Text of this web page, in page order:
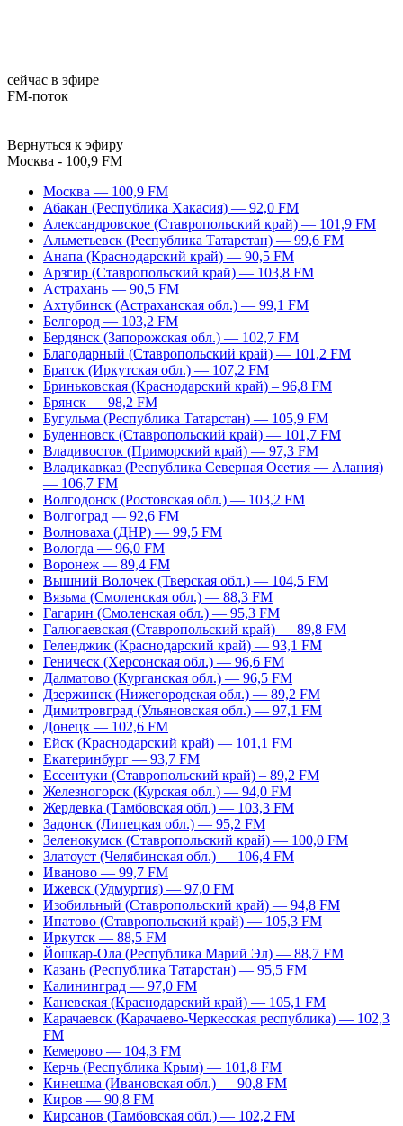
сейчас в эфире
FM-поток
Вернуться к эфиру
Москва - 100,9 FM
Москва — 100,9 FM
Абакан (Республика Хакасия) — 92,0 FM
Александровское (Ставропольский край) — 101,9 FM
Альметьевск (Республика Татарстан) — 99,6 FM
Анапа (Краснодарский край) — 90,5 FM
Арзгир (Ставропольский край) — 103,8 FM
Астрахань — 90,5 FM
Ахтубинск (Астраханская обл.) — 99,1 FM
Белгород — 103,2 FM
Бердянск (Запорожская обл.) — 102,7 FM
Благодарный (Ставропольский край) — 101,2 FM
Братск (Иркутская обл.) — 107,2 FM
Бриньковская (Краснодарский край) – 96,8 FM
Брянск — 98,2 FM
Бугульма (Республика Татарстан) — 105,9 FM
Буденновск (Ставропольский край) — 101,7 FM
Владивосток (Приморский край) — 97,3 FM
Владикавказ (Республика Северная Осетия — Алания)
— 106,7 FM
Волгодонск (Ростовская обл.) — 103,2 FM
Волгоград — 92,6 FM
Волноваха (ДНР) — 99,5 FM
Вологда — 96,0 FM
Воронеж — 89,4 FM
Вышний Волочек (Тверская обл.) — 104,5 FM
Вязьма (Смоленская обл.) — 88,3 FM
Гагарин (Смоленская обл.) — 95,3 FM
Галюгаевская (Ставропольский край) — 89,8 FM
Геленджик (Краснодарский край) — 93,1 FM
Геническ (Херсонская обл.) — 96,6 FM
Далматово (Курганская обл.) — 96,5 FM
Дзержинск (Нижегородская обл.) — 89,2 FM
Димитровград (Ульяновская обл.) — 97,1 FM
Донецк — 102,6 FM
Ейск (Краснодарский край) — 101,1 FM
Екатеринбург — 93,7 FM
Ессентуки (Ставропольский край) – 89,2 FM
Железногорск (Курская обл.) — 94,0 FM
Жердевка (Тамбовская обл.) — 103,3 FM
Задонск (Липецкая обл.) — 95,2 FM
Зеленокумск (Ставропольский край) — 100,0 FM
Златоуст (Челябинская обл.) — 106,4 FM
Иваново — 99,7 FM
Ижевск (Удмуртия) — 97,0 FM
Изобильный (Ставропольский край) — 94,8 FM
Ипатово (Ставропольский край) — 105,3 FM
Иркутск — 88,5 FM
Йошкар-Ола (Республика Марий Эл) — 88,7 FM
Казань (Республика Татарстан) — 95,5 FM
Калининград — 97,0 FM
Каневская (Краснодарский край) — 105,1 FM
Карачаевск (Карачаево-Черкесская республика) — 102,3
FM
Кемерово — 104,3 FM
Керчь (Республика Крым) — 101,8 FM
Кинешма (Ивановская обл.) — 90,8 FM
Киров — 90,8 FM
Кирсанов (Тамбовская обл.) — 102,2 FM